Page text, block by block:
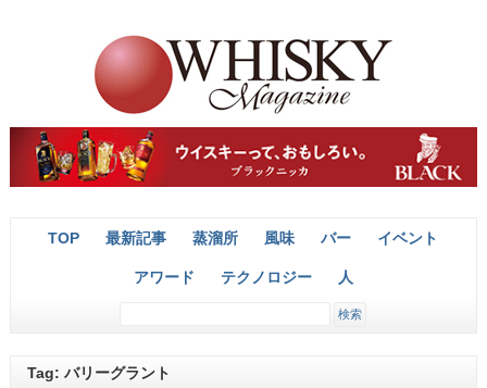
TOP 最新記事 蒸溜所 風味 バー イベント
アワード テクノロジー 人
Tag: バリーグラント